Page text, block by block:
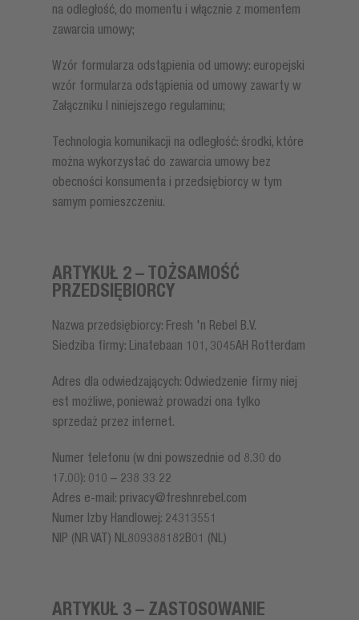
na odległość, do momentu i włącznie z momentem
zawarcia umowy;
Wzór formularza odstąpienia od umowy: europejski
wzór formularza odstąpienia od umowy zawarty w
Załączniku I niniejszego regulaminu;
Technologia komunikacji na odległość: środki, które
można wykorzystać do zawarcia umowy bez
obecności konsumenta i przedsiębiorcy w tym
samym pomieszczeniu.
ARTYKUŁ 2 – TOŻSAMOŚĆ
PRZEDSIĘBIORCY
Nazwa przedsiębiorcy: Fresh 'n Rebel B.V.
Siedziba firmy: Linatebaan 101, 3045AH Rotterdam
Adres dla odwiedzających: Odwiedzenie firmy niej
est możliwe, ponieważ prowadzi ona tylko
sprzedaż przez internet.
Numer telefonu (w dni powszednie od 8.30 do
17.00): 010 – 238 33 22
Adres e-mail: privacy@freshnrebel.com
Numer Izby Handlowej: 24313551
NIP (NR VAT) NL809388182B01 (NL)
ARTYKUŁ 3 – ZASTOSOWANIE